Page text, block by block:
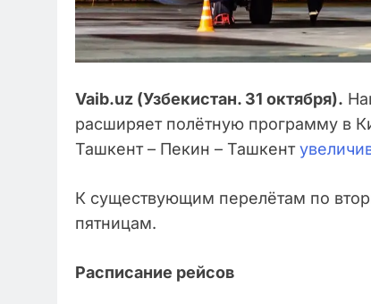
Vaib.uz (Узбекистан. 31 октября).
расширяет полётную программу в
Ташкент – Пекин – Ташкент
К существующим перелётам по
пятницам.
Расписание рейсов